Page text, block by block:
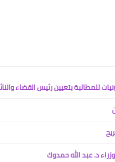
للمطالبة بتعيين رئيس القضاء
د. عبد الله حمدوك